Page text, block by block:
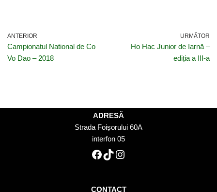
ANTERIOR
Campionatul National de Co
Vo Dao – 2018
URMĂTOR
Ho Hac Junior de Iarnă –
ediția a III-a
ADRESĂ
Strada Foișorului 60A
interfon 05
CONTACT